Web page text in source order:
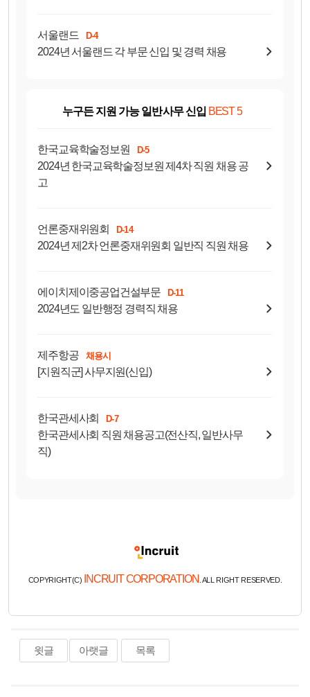
서울랜드 D-4
2024년 서울랜드 각 부문 신입 및 경력 채용
누구든 지원 가능 일반사무 신입 BEST 5
한국교육학술정보원 D-5
2024년 한국교육학술정보원 제4차 직원 채용 공
고
언론중재위원회 D-14
2024년 제2차 언론중재위원회 일반직 직원 채용
에이치제이중공업건설부문 D-11
2024년도 일반행정 경력직 채용
제주항공 채용시
[지원직군] 사무지원(신입)
한국관세사회 D-7
한국관세사회 직원 채용공고(전산직, 일반사무
직)
COPYRIGHT(C) INCRUIT CORPORATION . ALL RIGHT RESERVED.
윗글 아랫글 목록